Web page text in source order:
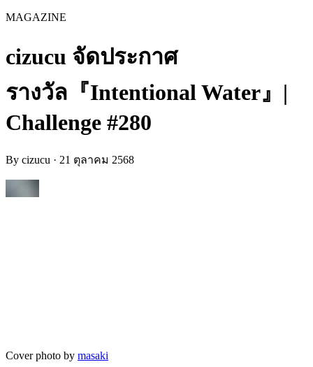
MAGAZINE
cizucu จัดประกาศ
รางวัล『Intentional Water』|
Challenge #280
By cizucu · 21 ตุลาคม 2568
Cover photo by masaki